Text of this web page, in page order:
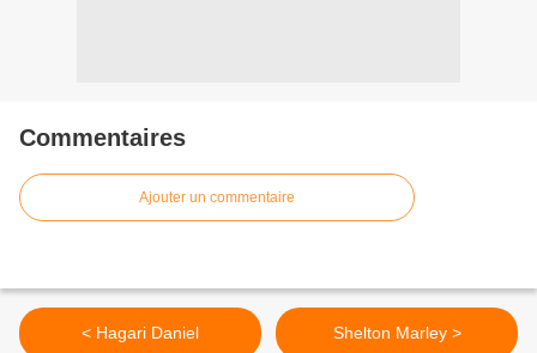
Commentaires
Ajouter un commentaire
< Hagari Daniel Shelton Marley >